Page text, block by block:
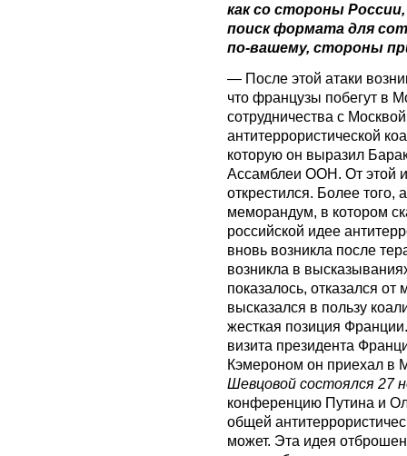
как со стороны
поиск формата для
по-вашему, стороны
— После этой атаки
что французы побегут в
сотрудничества с
антитеррористической
которую он выразил
Ассамблеи ООН. От этой
открестился. Более
меморандум, в котором
российской идее
вновь возникла после
возникла в
показалось, отказался
высказался в пользу
жесткая позиция
визита президента
Кэмероном он приехал в
Шевцовой состоялся 27
конференцию Путина и
общей
может. Эта идея